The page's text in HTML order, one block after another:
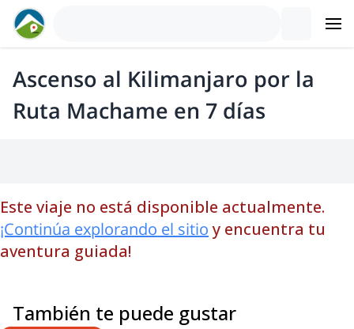
Ascenso al Kilimanjaro por la
Ruta Machame en 7 días
Este viaje no está disponible actualmente.
¡Continúa explorando el sitio y encuentra tu
aventura guiada!
También te puede gustar